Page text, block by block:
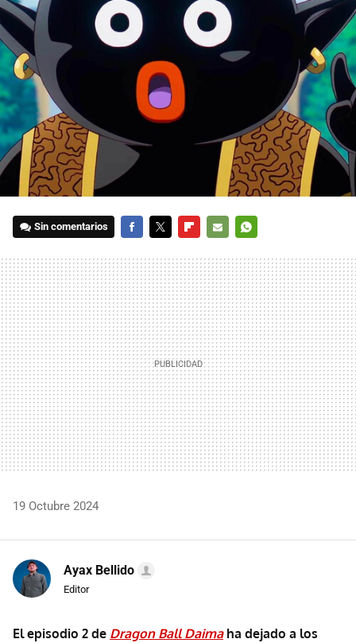
Sin comentarios
MAIL
19 Octubre 2024
Ayax Bellido
Editor
El episodio 2 de Dragon Ball Daimaha dejado a los